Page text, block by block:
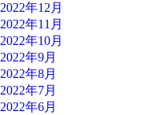
2022年12月
2022年11月
2022年10月
2022年9月
2022年8月
2022年7月
2022年6月